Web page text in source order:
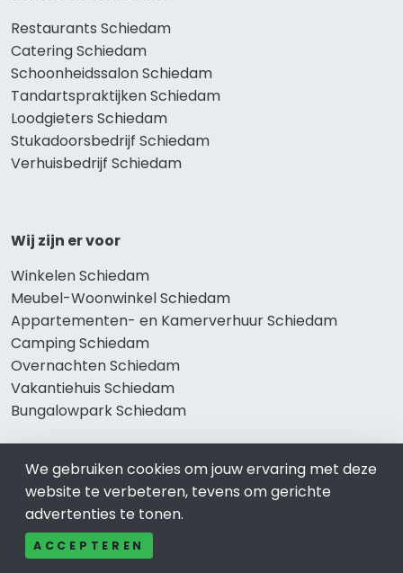
Restaurants Schiedam
Catering Schiedam
Schoonheidssalon Schiedam
Tandartspraktijken Schiedam
Loodgieters Schiedam
Stukadoorsbedrijf Schiedam
Verhuisbedrijf Schiedam
Wij zijn er voor
Winkelen Schiedam
Meubel-Woonwinkel Schiedam
Appartementen- en Kamerverhuur Schiedam
Camping Schiedam
Overnachten Schiedam
Vakantiehuis Schiedam
Bungalowpark Schiedam
Thema’s
Klussenbedrijf Schiedam
Notarissen Schiedam
We gebruiken cookies om jouw ervaring met deze
website te verbeteren, tevens om gerichte
advertenties te tonen.
ACCEPTEREN